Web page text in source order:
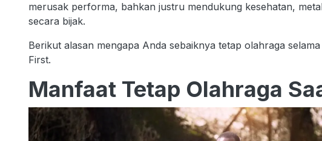
merusak performa, bahkan justru mendukung kesehatan,
secara bijak.
Berikut alasan mengapa Anda sebaiknya tetap olahraga
First.
Manfaat Tetap Olahraga